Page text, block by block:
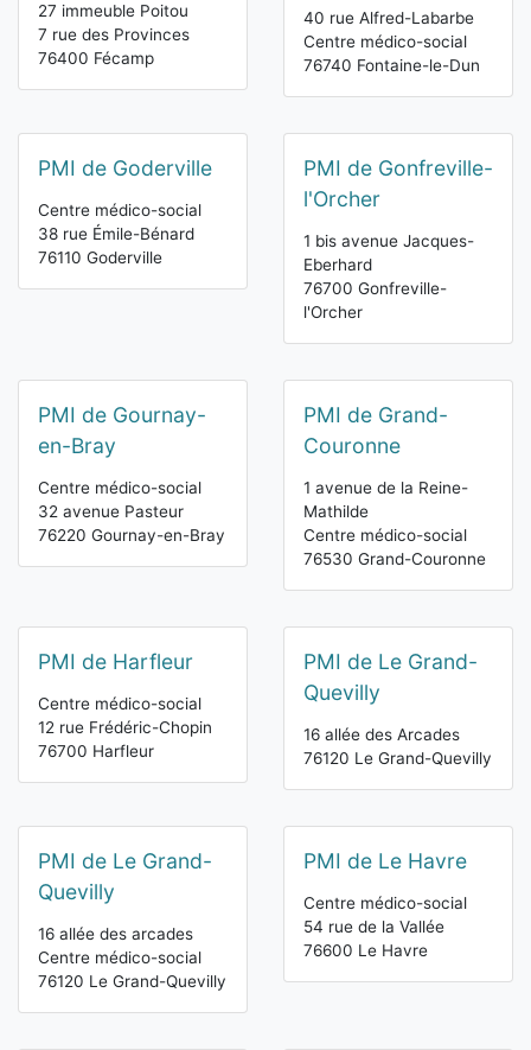
27 immeuble Poitou
7 rue des Provinces
76400 Fécamp
40 rue Alfred-Labarbe
Centre médico-social
76740 Fontaine-le-Dun
PMI de Goderville
Centre médico-social
38 rue Émile-Bénard
76110 Goderville
PMI de Gonfreville-
l'Orcher
1 bis avenue Jacques-
Eberhard
76700 Gonfreville-
l'Orcher
PMI de Gournay-
en-Bray
Centre médico-social
32 avenue Pasteur
76220 Gournay-en-Bray
PMI de Grand-
Couronne
1 avenue de la Reine-
Mathilde
Centre médico-social
76530 Grand-Couronne
PMI de Harfleur
Centre médico-social
12 rue Frédéric-Chopin
76700 Harfleur
PMI de Le Grand-
Quevilly
16 allée des Arcades
76120 Le Grand-Quevilly
PMI de Le Grand-
Quevilly
16 allée des arcades
Centre médico-social
76120 Le Grand-Quevilly
PMI de Le Havre
Centre médico-social
54 rue de la Vallée
76600 Le Havre